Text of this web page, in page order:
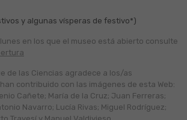
y algunas vísperas de festivo*)
en los que el museo está abierto consulte
de las Ciencias agradece a los/as
contribuido con las imágenes de esta Web:
Cañete; María de la Cruz; Juan Ferreras;
Navarro; Lucía Rivas; Miguel Rodríguez;